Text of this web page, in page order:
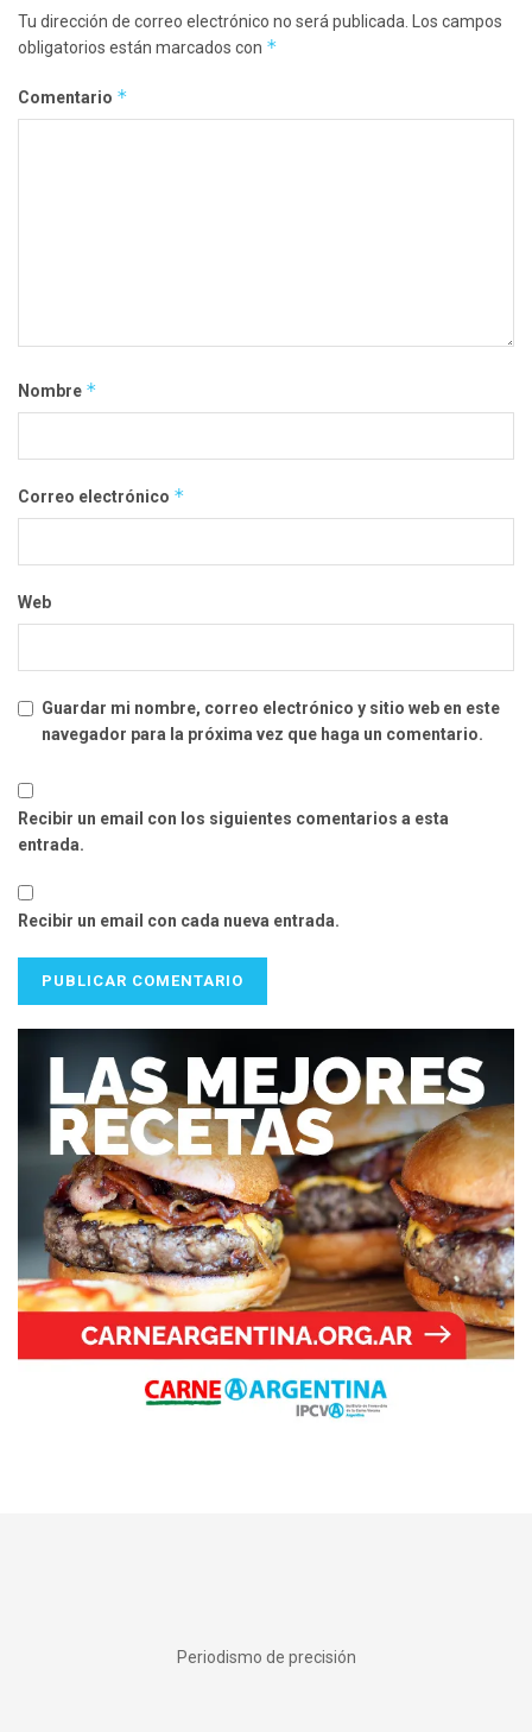
Tu dirección de correo electrónico no será publicada.
Los campos
obligatorios están marcados con *
Comentario *
Nombre *
Correo electrónico *
Web
Guardar mi nombre, correo electrónico y sitio web en este
navegador para la próxima vez que haga un comentario.
Recibir un email con los siguientes comentarios a esta
entrada.
Recibir un email con cada nueva entrada.
Periodismo de precisión